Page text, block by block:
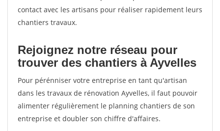
contact avec les artisans pour réaliser rapidement leurs
chantiers travaux.
Rejoignez notre réseau pour
trouver des chantiers à Ayvelles
Pour pérénniser votre entreprise en tant qu'artisan
dans les travaux de rénovation Ayvelles, il faut pouvoir
alimenter régulièrement le planning chantiers de son
entreprise et doubler son chiffre d'affaires.